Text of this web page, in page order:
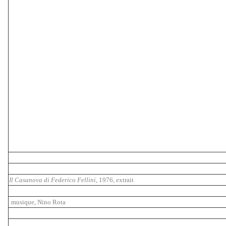
Il Casanova di Federico Fellini, 1976, extrait
musique, Nino Rota